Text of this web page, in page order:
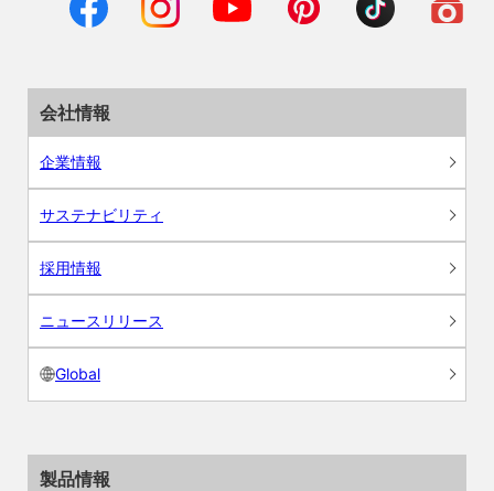
会社情報
企業情報
サステナビリティ
採用情報
ニュースリリース
Global
製品情報